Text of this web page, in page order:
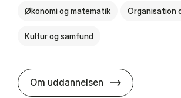
Økonomi og matematik Organisation
Kultur og samfund
Om uddannelsen BSc in